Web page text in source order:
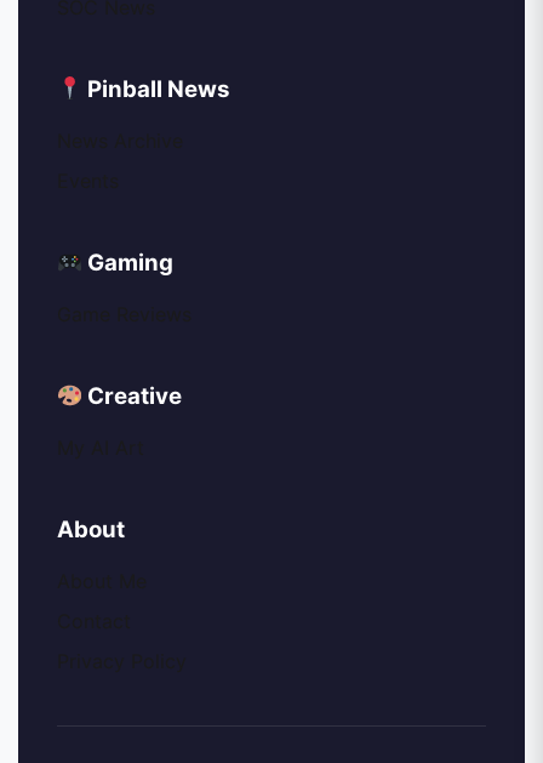
Pinball News
Gaming
Creative
About